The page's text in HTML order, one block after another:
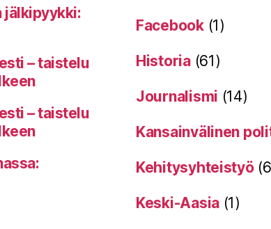
jälkipyykki:
– taistelu
– taistelu
Facebook(1)
Historia(61)
Journalismi (14)
Kansainvälinen
Kehitysyhteistyö
Keski-Aasia (1)